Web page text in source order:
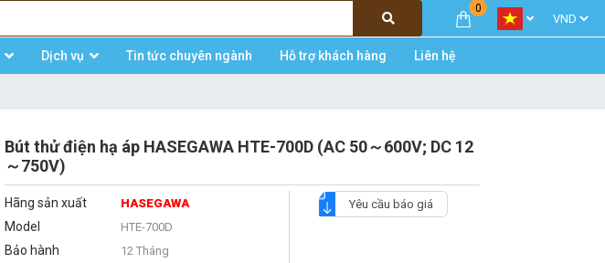
0
Dịch vụ Tin tức chuyên ngành Hỗ trợ khách hàng Liên hệ
Bút thử điện hạ áp HASEGAWA HTE-700D (AC 50～600V; DC 12
～750V)
Hãng sản xuất HASEGAWA
Model HTE-700D
Bảo hành 12 Tháng
Yêu cầu báo giá